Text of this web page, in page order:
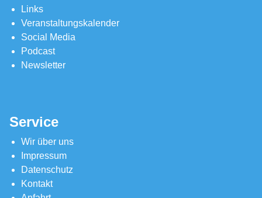
Links
Veranstaltungskalender
Social Media
Podcast
Newsletter
Service
Wir über uns
Impressum
Datenschutz
Kontakt